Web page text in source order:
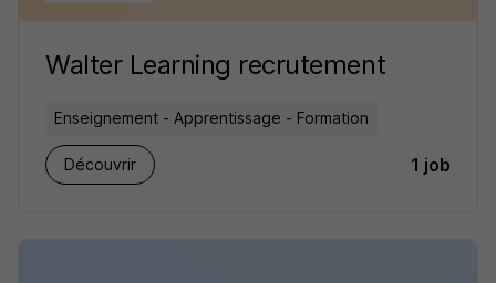
Walter Learning recrutement
Enseignement - Apprentissage - Formation
Découvrir 1 job